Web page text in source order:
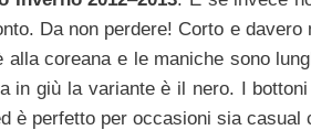
Da non perdere! Corto e
coreana e le maniche sono
in giù la variante è il nero. I
è perfetto per occasioni sia casual